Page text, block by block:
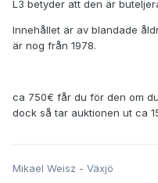
L3 betyder att den är
Innehållet är av blandade
är nog från 1978.
ca 750€ får du för den om
dock så tar auktionen ut ca
Mikael Weisz - Växjö